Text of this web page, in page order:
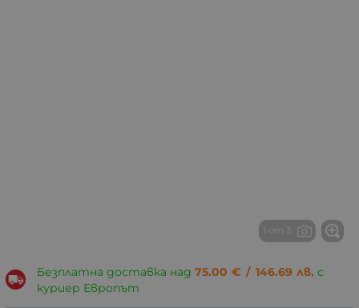
1 от 3
Безплатна доставка над 75.00 € / 146.69 лв. с
куриер Европът